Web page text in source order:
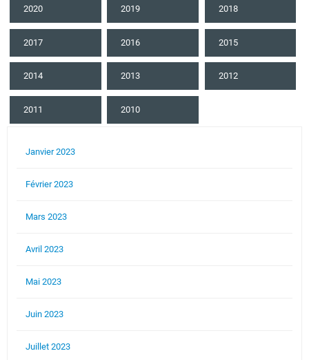
2020 2019 2018
2017 2016 2015
2014 2013 2012
2011 2010
Janvier 2023
Février 2023
Mars 2023
Avril 2023
Mai 2023
Juin 2023
Juillet 2023